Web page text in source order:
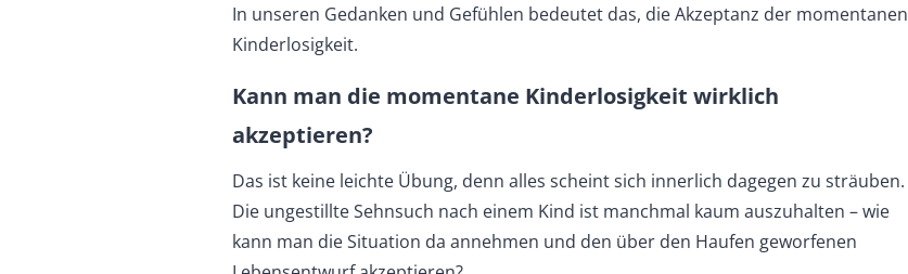
In unseren Gedanken und Gefühlen bedeutet das, die Akzeptanz der momentanen
Kinderlosigkeit.
Kann man die momentane Kinderlosigkeit wirklich
akzeptieren?
Das ist keine leichte Übung, denn alles scheint sich innerlich dagegen zu sträuben.
Die ungestillte Sehnsuch nach einem Kind ist manchmal kaum auszuhalten – wie
kann man die Situation da annehmen und den über den Haufen geworfenen